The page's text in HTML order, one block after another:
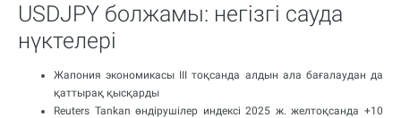
USDJPY болжамы: негізгі сауда
нүктелері
Жапония экономикасы III тоқсанда алдын ала бағалаудан да
қаттырақ қысқарды
Reuters Tankan өндірушілер индексі 2025 ж. желтоқсанда +10